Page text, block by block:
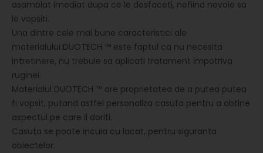
asamblat imediat dupa ce le desfaceti, nefiind nevoie sa
le vopsiti.
Una dintre cele mai bune caracteristici ale
materialului DUOTECH ™ este faptul ca nu necesita
intretinere, nu trebuie sa aplicati tratament impotriva
ruginei.
Materialul DUOTECH ™ are proprietatea de a putea putea
fi vopsit, putand astfel personaliza casuta pentru a obtine
aspectul pe care il doriti.
Casuta se poate incuia cu lacat, pentru siguranta
obiectelor.